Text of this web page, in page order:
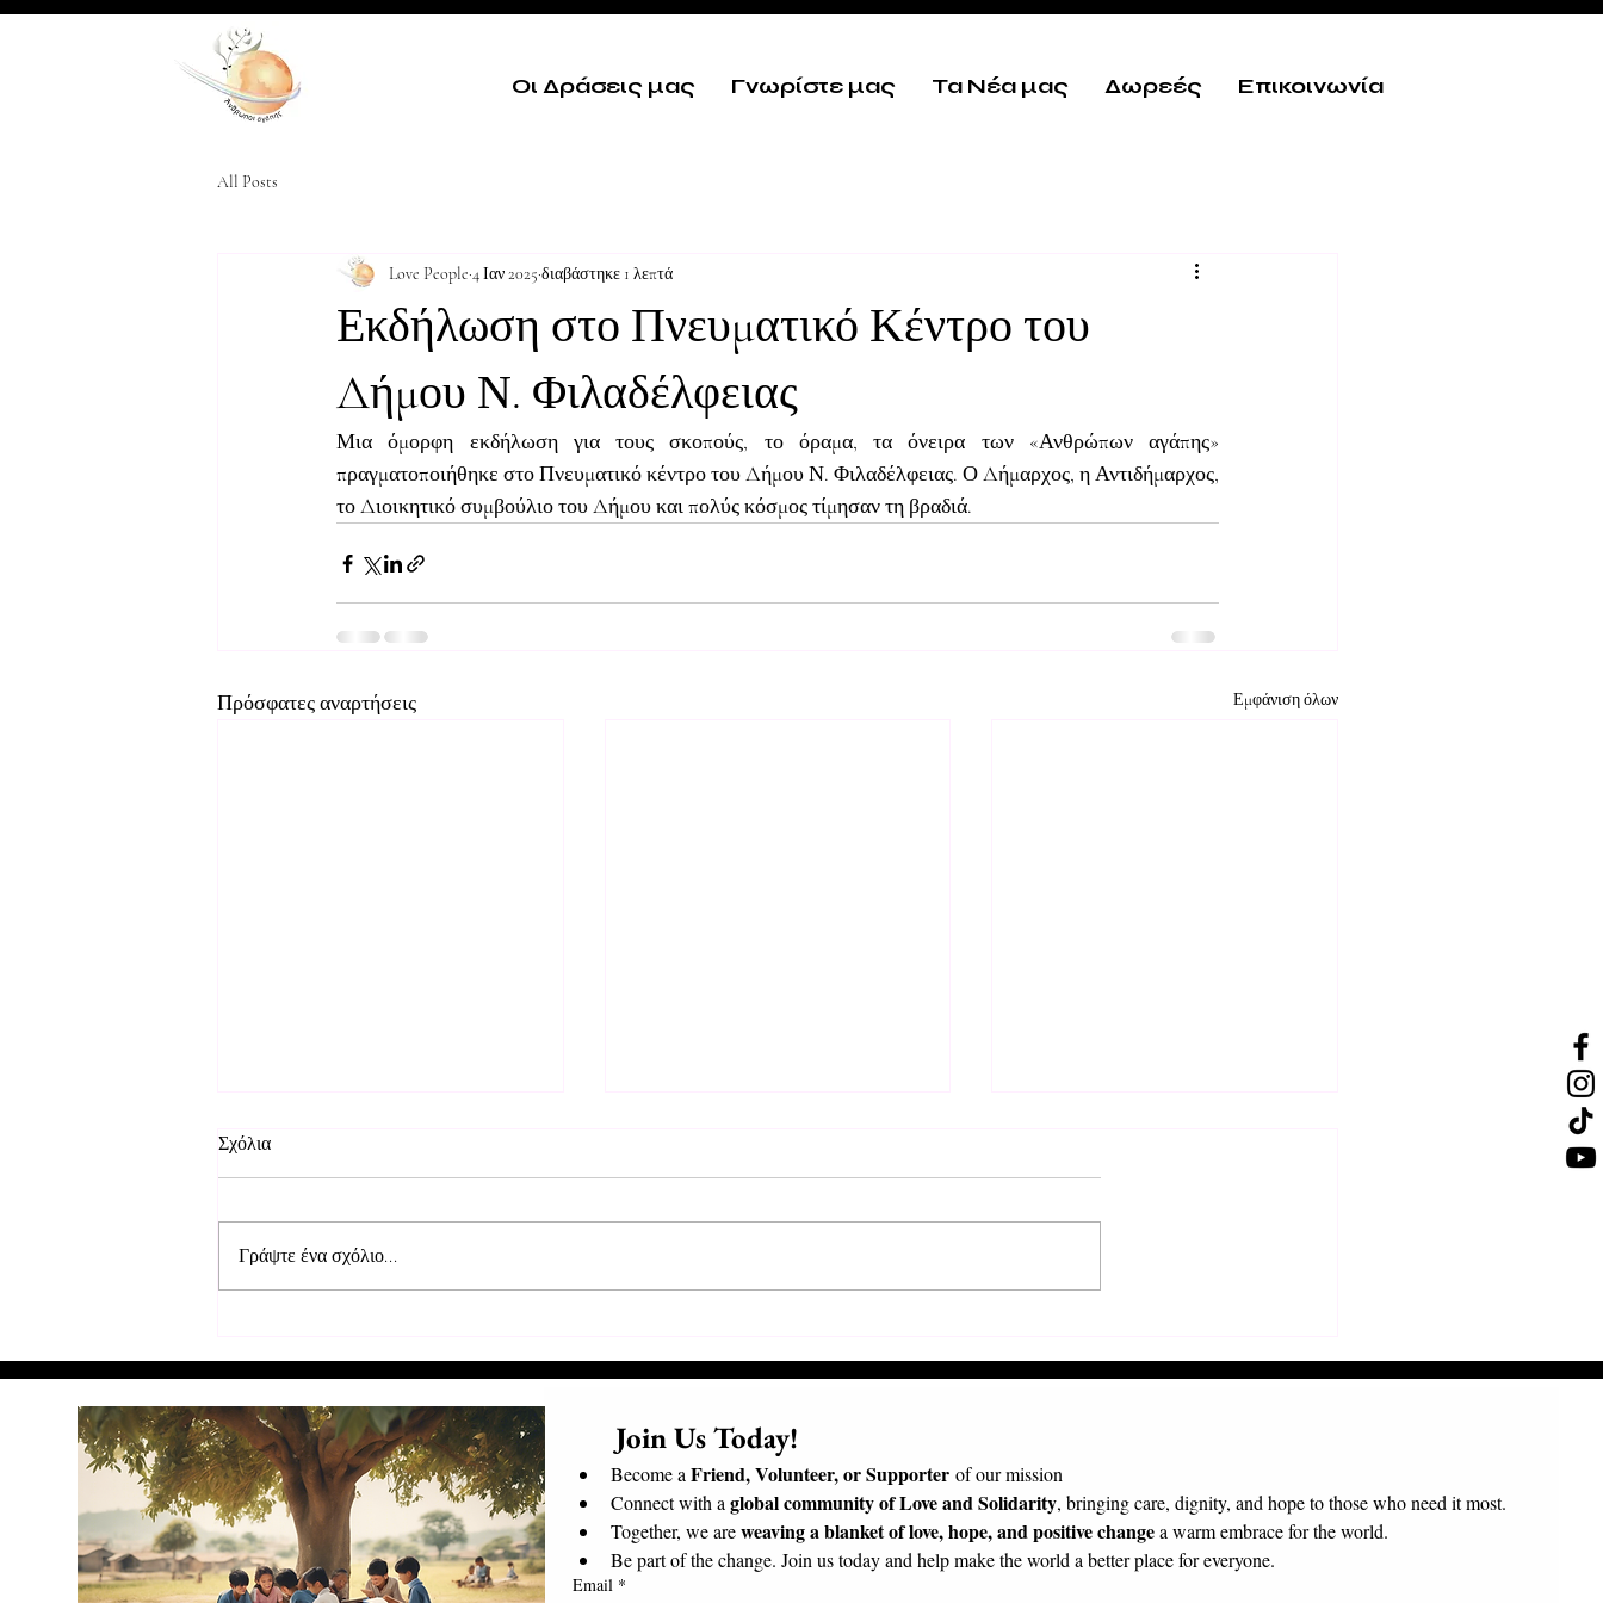
Οι Δράσεις μας Γνωρίστε μας Τα Νέα μας Δωρεές Επικοινωνία
All Posts
Εκδήλωση στο Πνευματικό Κέντρο του
Δήμου Ν. Φιλαδέλφειας
Love People 4 Ιαν 2025 διαβάστηκε 1 λεπτά
Μια όμορφη εκδήλωση για τους σκοπούς, το όραμα, τα όνειρα των «Ανθρώπων αγάπης»
πραγματοποιήθηκε στο Πνευματικό κέντρο του Δήμου Ν. Φιλαδέλφειας. Ο Δήμαρχος, η Αντιδήμαρχος,
το Διοικητικό συμβούλιο του Δήμου και πολύς κόσμος τίμησαν τη βραδιά.
Πρόσφατες αναρτήσεις Εμφάνιση όλων
Μαδαγασκάρης
Σχόλια
Γράψτε ένα σχόλιο...
      Join Us Today!​
Become a Friend, Volunteer, or Supporter of our mission
Connect with a global community of Love and Solidarity, bringing care, dignity, and hope to those who need it most.
Together, we are weaving a blanket of love, hope, and positive change a warm embrace for the world.
Be part of the change. Join us today and help make the world a better place for everyone.
Email *